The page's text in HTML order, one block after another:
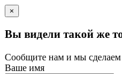
×
Вы видели такой же
Сообщите нам и мы
Ваше имя